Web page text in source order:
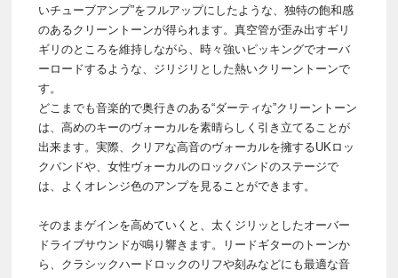
いチューブアンプ”をフルアップにしたような、独特の飽和感
のあるクリーントーンが得られます。真空管が歪み出すギリ
ギリのところを維持しながら、時々強いピッキングでオーバ
ーロードするような、ジリジリとした熱いクリーントーンで
す。
どこまでも音楽的で奥行きのある“ダーティな”クリーントーン
は、高めのキーのヴォーカルを素晴らしく引き立てることが
出来ます。実際、クリアな高音のヴォーカルを擁するUKロッ
クバンドや、女性ヴォーカルのロックバンドのステージで
は、よくオレンジ色のアンプを見ることができます。
そのままゲインを高めていくと、太くジリッとしたオーバー
ドライブサウンドが鳴り響きます。リードギターのトーンか
ら、クラシックハードロックのリフや刻みなどにも最適な音